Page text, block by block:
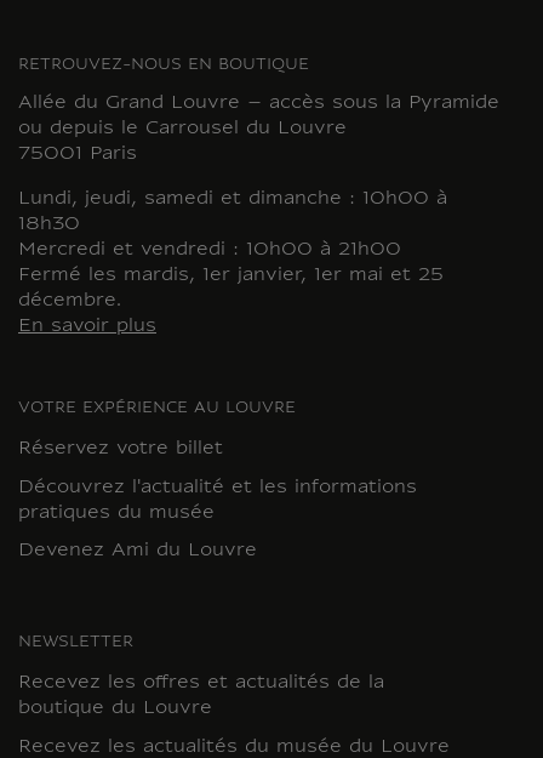
RETROUVEZ-NOUS EN BOUTIQUE
Allée du Grand Louvre – accès sous la Pyramide
ou depuis le Carrousel du Louvre
75001 Paris
Lundi, jeudi, samedi et dimanche : 10h00 à
18h30
Mercredi et vendredi : 10h00 à 21h00
Fermé les mardis, 1er janvier, 1er mai et 25
décembre.
En savoir plus
VOTRE EXPÉRIENCE AU LOUVRE
Réservez votre billet
Découvrez l'actualité et les informations
pratiques du musée
Devenez Ami du Louvre
NEWSLETTER
Recevez les offres et actualités de la
boutique du Louvre
Recevez les actualités du musée du Louvre